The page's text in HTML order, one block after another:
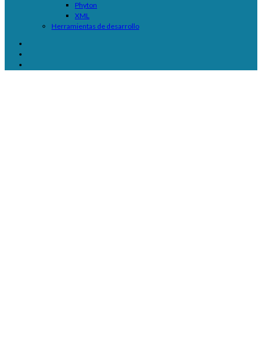
Phyton
XML
Herramientas de desarrollo